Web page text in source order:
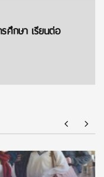
รศึกษา เรียนต่อ